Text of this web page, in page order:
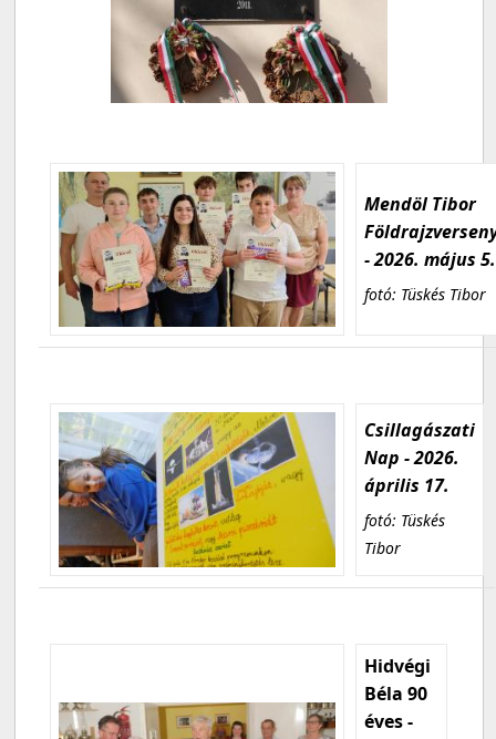
Mendöl Tibor
- 2026. május 5.
fotó: Tüskés Tibor
Csillagászati
Nap - 2026.
április 17.
fotó: Tüskés
Tibor
Hidvégi
Béla 90
éves -